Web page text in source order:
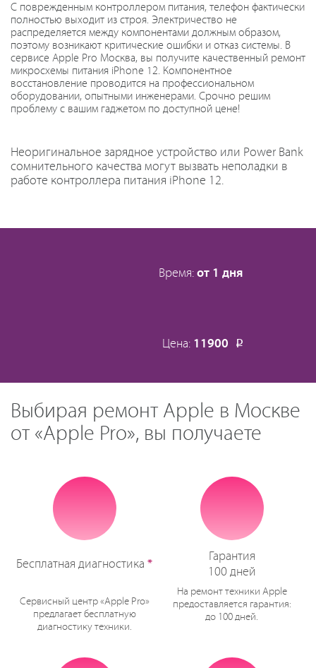
С поврежденным контроллером питания, телефон фактически
полностью выходит из строя. Электричество не
распределяется между компонентами должным образом,
поэтому возникают критические ошибки и отказ системы. В
сервисе Apple Pro Москва, вы получите качественный ремонт
микросхемы питания iPhone 12. Компонентное
восстановление проводится на профессиональном
оборудовании, опытными инженерами. Срочно решим
проблему с вашим гаджетом по доступной цене!
Неоригинальное зарядное устройство или Power Bank
сомнительного качества могут вызвать неполадки в
работе контроллера питания iPhone 12.
Время: от 1 дня
Цена: 11900 Р
Выбирая ремонт Apple в Москве
от «Apple Pro», вы получаете
Бесплатная диагностика *
Сервисный центр «Apple Pro»
предлагает бесплатную
диагностику техники.
Гарантия
100 дней
На ремонт техники Apple
предоставляется гарантия:
до 100 дней.